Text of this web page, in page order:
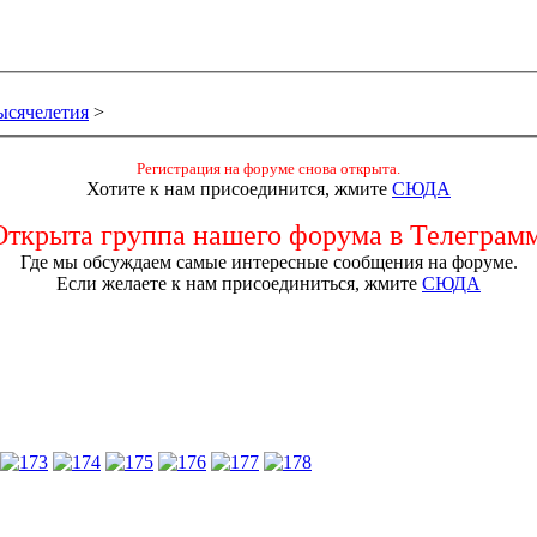
>
Регистрация на форуме снова открыта.
Хотите к нам присоединится, жмите СЮДА
группа нашего форума в
Где мы обсуждаем самые интересные сообщения на форуме.
Если желаете к нам присоединиться, жмите СЮДА